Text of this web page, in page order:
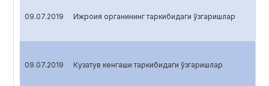
09.07.2019 Ижроия органининг таркибидаги ўзгаришлар
09.07.2019 Кузатув кенгаши таркибидаги ўзгаришлар